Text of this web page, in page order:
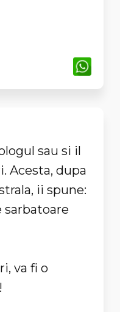
sau si il
Acesta, dupa
ii spune:
sarbatoare
va fi o